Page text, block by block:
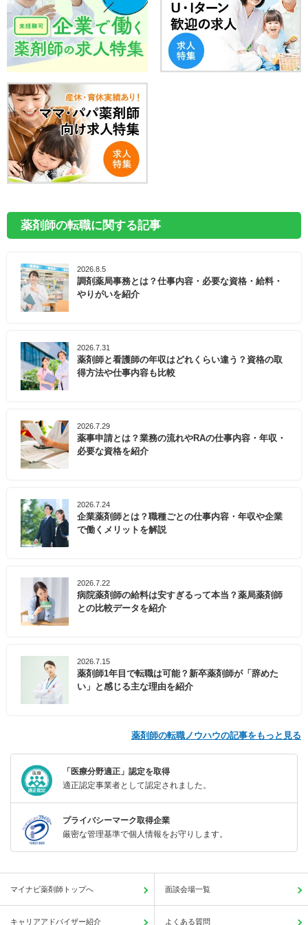
薬剤師の転職に関する記事
2026.8.5
調剤薬局事務とは？仕事内容・必要な資格・給料・
やりがいを紹介
2026.7.31
薬剤師と看護師の年収はどれくらい違う？資格の取
得方法や仕事内容も比較
2026.7.29
薬事申請とは？業務の流れやRAの仕事内容・年収・
必要な資格を紹介
2026.7.24
企業薬剤師とは？職種ごとの仕事内容・年収や企業
で働くメリットを解説
2026.7.22
病院薬剤師の給料は安すぎるって本当？薬局薬剤師
との比較データを紹介
2026.7.15
薬剤師1年目で転職は可能？新卒薬剤師が「辞めた
い」と感じる主な理由を紹介
薬剤師の転職ノウハウの記事をもっと見る
「医療分野適正」認定を取得
適正認定事業者として認定されました。
プライバシーマーク取得企業
厳密な管理基準で個人情報をお守りします。
マイナビ薬剤師トップへ 面談会場一覧
キャリアアドバイザー紹介 よくある質問